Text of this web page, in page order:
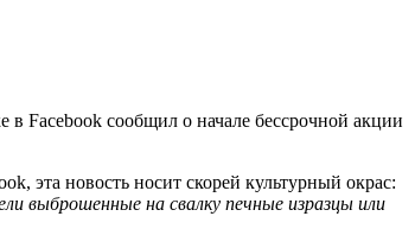
Facebook сообщил о начале бессрочной акции
эта новость носит скорей культурный окрас:
выброшенные на свалку печные изразцы или